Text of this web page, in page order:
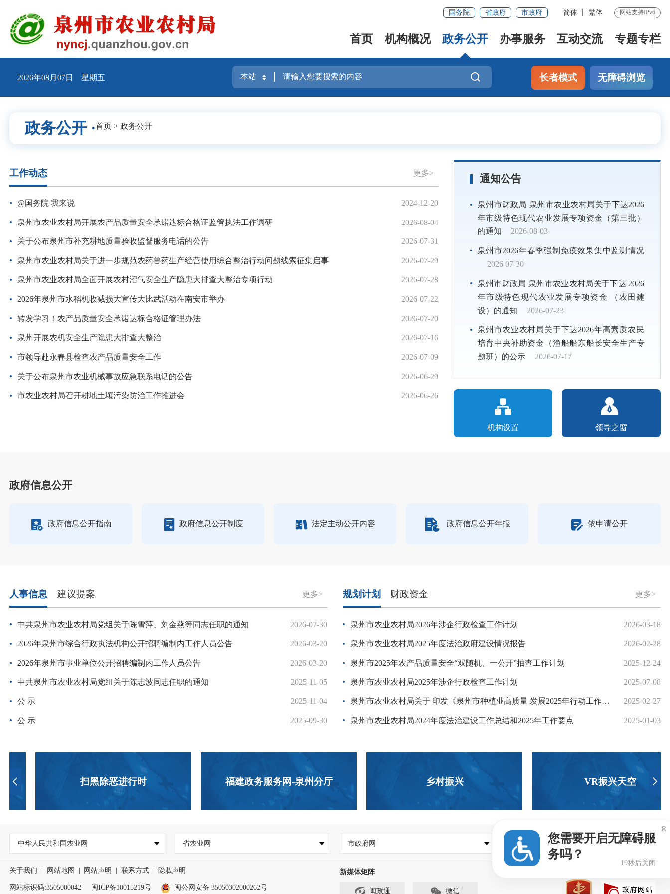
国务院 省政府 市政府 简体 繁体 网站支持IPv6
首页 机构概况 政务公开 办事服务 互动交流 专题专栏
2026年08月07日 星期五 长者模式 无障碍浏览
政务公开 ·首页 >政务公开
工作动态 更多>
@国务院 我来说 2024-12-20
泉州市农业农村局开展农产品质量安全承诺达标合格证监管执法工作调研 2026-08-04
关于公布泉州市补充耕地质量验收监督服务电话的公告 2026-07-31
泉州市农业农村局关于进一步规范农药兽药生产经营使用综合整治行动问题线索征集启事 2026-07-29
泉州市农业农村局全面开展农村沼气安全生产隐患大排查大整治专项行动 2026-07-28
2026年泉州市水稻机收减损大宣传大比武活动在南安市举办 2026-07-22
转发学习！农产品质量安全承诺达标合格证管理办法 2026-07-20
泉州开展农机安全生产隐患大排查大整治 2026-07-16
市领导赴永春县检查农产品质量安全工作 2026-07-09
关于公布泉州市农业机械事故应急联系电话的公告 2026-06-29
市农业农村局召开耕地土壤污染防治工作推进会 2026-06-26
通知公告
泉州市财政局 泉州市农业农村局关于下达2026
年市级特色现代农业发展专项资金（第三批）
的通知
2026-08-03
泉州市2026年春季强制免疫效果集中监测情况
2026-07-30
泉州市财政局 泉州市农业农村局关于下达 2026
年市级特色现代农业发展专项资金 （农田建
设）的通知
2026-07-23
泉州市农业农村局关于下达2026年高素质农民
培育中央补助资金（渔船船东船长安全生产专
题班）的公示
2026-07-17
机构设置 领导之窗
政府信息公开
政府信息公开指南 政府信息公开制度 法定主动公开内容 政府信息公开年报 依申请公开
人事信息 建议提案 更多>
中共泉州市农业农村局党组关于陈雪萍、刘金燕等同志任职的通知 2026-07-30
2026年泉州市综合行政执法机构公开招聘编制内工作人员公告 2026-03-20
2026年泉州市事业单位公开招聘编制内工作人员公告 2026-03-20
中共泉州市农业农村局党组关于陈志波同志任职的通知 2025-11-05
公 示 2025-11-04
公 示 2025-09-30
关于市政协十三届五次会议第20264031号提案的答复 2026-07-31
关于市政协十三届五次会议第20261027号提案的答复 2026-07-23
关于市政协十三届五次会议第20262062号提案的答复 2026-06-08
关于市十七届人大五次会议第1376号建议的答复 2026-06-02
关于市十七届人大五次会议第1249号建议的答复 2026-06-02
关于市十七届人大三次会议第1039号建议的答复 2026-05-29
规划计划 财政资金 更多>
泉州市农业农村局2026年涉企行政检查工作计划 2026-03-18
泉州市农业农村局2025年度法治政府建设情况报告 2026-02-28
泉州市2025年农产品质量安全“双随机、一公开”抽查工作计划 2025-12-24
泉州市农业农村局2025年涉企行政检查工作计划 2025-07-08
泉州市农业农村局关于 印发《泉州市种植业高质量 发展2025年行动工作方案》的通知 2025-02-27
泉州市农业农村局2024年度法治建设工作总结和2025年工作要点 2025-01-03
扫黑除恶进行时 福建政务服务网-泉州分厅 乡村振兴 VR振兴天空
中华人民共和国农业网 省农业网 市政府网 县（市、区）农业网
关于我们 网站地图 网站声明 联系方式 隐私声明
网站标识码:3505000042 闽ICP备10015219号 闽公网安备 35050302000262号
新媒体矩阵
闽政通 微信
您需要开启无障碍服
务吗？
18秒后关闭
